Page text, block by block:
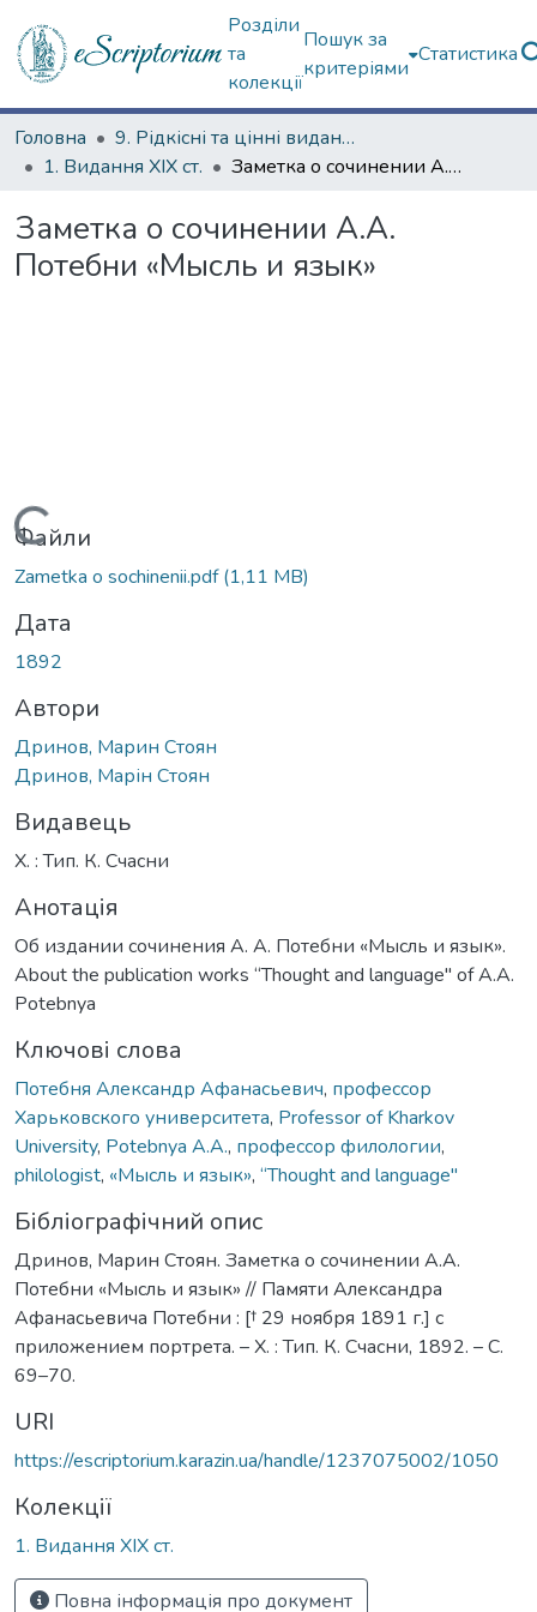
Розділи
та
колекції
Пошук за
критеріями
Статистика
Головна
9. Рідкісні та цінні видання
1. Видання ХІХ ст.
Заметка о сочинении А.А. Потебни «Мысль и язык»
Заметка о сочинении А.А.
Потебни «Мысль и язык»
Вантажиться...
Файли
Zametka o sochinenii.pdf(1,11 MB)
Дата
1892
Автори
Дринов, Марин Стоян
Дринов, Марін Стоян
Видавець
Х. : Тип. К. Счасни
Анотація
Об издании сочинения А. А. Потебни «Мысль и язык».
About the publication works “Thought and language" of A.A.
Potebnya
Ключові слова
Потебня Александр Афанасьевич, профессор
Харьковского университета, Professor of Kharkov
University, Potebnya A.A., профессор филологии,
philologist, «Мысль и язык», “Thought and language"
Бібліографічний опис
Дринов, Марин Стоян. Заметка о сочинении А.А.
Потебни «Мысль и язык» // Памяти Александра
Афанасьевича Потебни : [† 29 ноября 1891 г.] с
приложением портрета. – Х. : Тип. К. Счасни, 1892. – С.
69–70.
URI
https://escriptorium.karazin.ua/handle/1237075002/1050
Колекції
1. Видання ХІХ ст.
Повна інформація про документ